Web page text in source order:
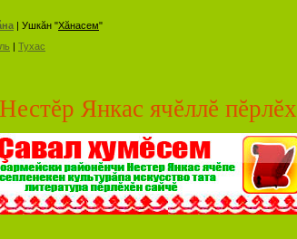
| Ушкăн "Хăнасем"
| Тухас
ячĕллĕ пĕрлĕх